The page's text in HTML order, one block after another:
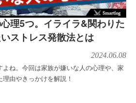
理5つ。イライラ&関わりた
ストレス発散法とは
2024.06.08
ね。今回は家族が嫌いな人の心理や、家
由やきっかけを解説！